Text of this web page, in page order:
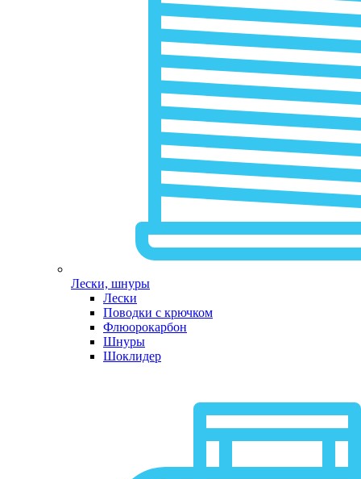
Лески, шнуры
Лески
Поводки с крючком
Флюорокарбон
Шнуры
Шоклидер